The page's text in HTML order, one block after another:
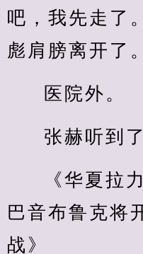
吧，我先走了
彪肩膀离开了。
医院外。
张赫听到
《华夏拉
巴音布鲁克将
战》